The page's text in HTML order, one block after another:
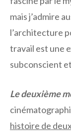
mais j’admire
l’architecture
travail est une
subconscient
Le deuxième
histoire de